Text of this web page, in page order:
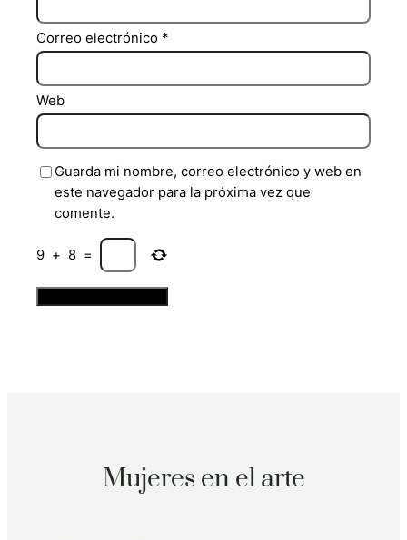
Correo electrónico *
Web
Guarda mi nombre, correo electrónico y web en
este navegador para la próxima vez que
comente.
9 + 8 =
Mujeres en el arte